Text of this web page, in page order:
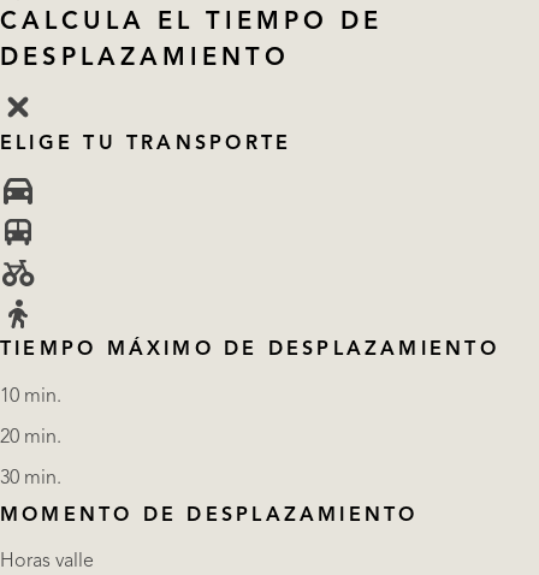
CALCULA EL TIEMPO DE
DESPLAZAMIENTO
ELIGE TU TRANSPORTE
TIEMPO MÁXIMO DE DESPLAZAMIENTO
10 min.
20 min.
30 min.
MOMENTO DE DESPLAZAMIENTO
Horas valle